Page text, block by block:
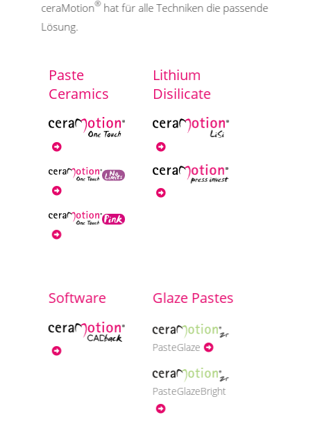
ceraMotion hat für alle Techniken die passende
Lösung.
Paste
Ceramics
Lithium
Disilicate
Software Glaze Pastes
PasteGlaze
PasteGlazeBright